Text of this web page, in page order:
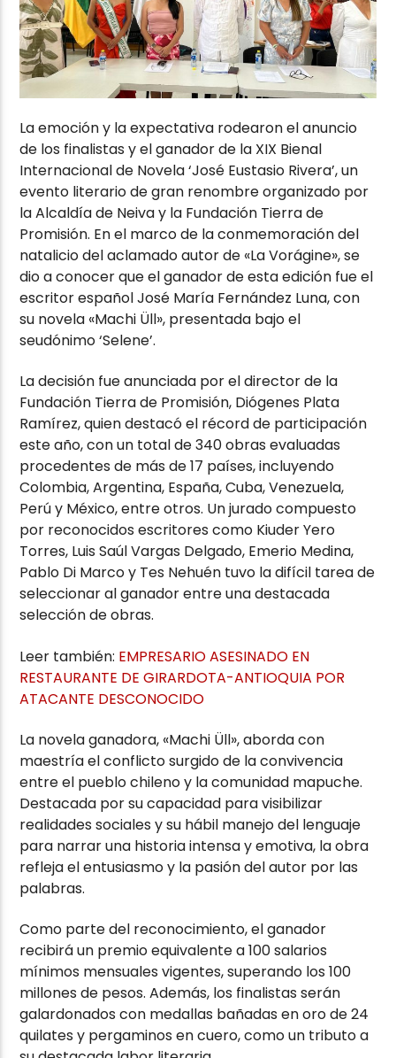
La emoción y la expectativa rodearon el anuncio
de los finalistas y el ganador de la XIX Bienal
Internacional de Novela ‘José Eustasio Rivera’, un
evento literario de gran renombre organizado por
la Alcaldía de Neiva y la Fundación Tierra de
Promisión. En el marco de la conmemoración del
natalicio del aclamado autor de «La Vorágine», se
dio a conocer que el ganador de esta edición fue el
escritor español José María Fernández Luna, con
su novela «Machi Üll», presentada bajo el
seudónimo ‘Selene’.
La decisión fue anunciada por el director de la
Fundación Tierra de Promisión, Diógenes Plata
Ramírez, quien destacó el récord de participación
este año, con un total de 340 obras evaluadas
procedentes de más de 17 países, incluyendo
Colombia, Argentina, España, Cuba, Venezuela,
Perú y México, entre otros. Un jurado compuesto
por reconocidos escritores como Kiuder Yero
Torres, Luis Saúl Vargas Delgado, Emerio Medina,
Pablo Di Marco y Tes Nehuén tuvo la difícil tarea de
seleccionar al ganador entre una destacada
selección de obras.
Leer también: EMPRESARIO ASESINADO EN
RESTAURANTE DE GIRARDOTA-ANTIOQUIA POR
ATACANTE DESCONOCIDO
La novela ganadora, «Machi Üll», aborda con
maestría el conflicto surgido de la convivencia
entre el pueblo chileno y la comunidad mapuche.
Destacada por su capacidad para visibilizar
realidades sociales y su hábil manejo del lenguaje
para narrar una historia intensa y emotiva, la obra
refleja el entusiasmo y la pasión del autor por las
palabras.
Como parte del reconocimiento, el ganador
recibirá un premio equivalente a 100 salarios
mínimos mensuales vigentes, superando los 100
millones de pesos. Además, los finalistas serán
galardonados con medallas bañadas en oro de 24
quilates y pergaminos en cuero, como un tributo a